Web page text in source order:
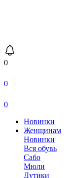
0
0
0
Новинки
Женщинам
Новинки
Вся обувь
Сабо
Мюли
Дутики